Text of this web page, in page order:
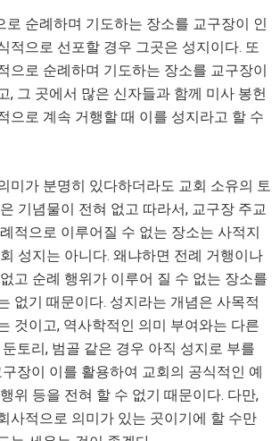
로 순례하며 기도하는 장소를 교구장이 인
적으로 선포할 경우 그곳은 성지이다. 또
으로 순례하며 기도하는 장소를 교구장이
, 그 곳에서 많은 신자들과 함께 미사 봉헌
으로 계속 거행할 때 이를 성지라고 할 수
미가 분명히 있다하더라도 교회 소유의 토
기념물이 전혀 없고 따라서, 교구장 주교
적으로 이루어질 수 없는 장소는 사적지
성지는 아니다. 왜냐하면 전례 거행이나
고 순례 행위가 이루어 질 수 없는 장소를
없기 때문이다. 성지라는 개념은 사목적
것이고, 역사학적인 의미 부여와는 다른
토리, 범골 같은 경우 아직 성지로 부를
장이 이를 활용하여 교회의 공식적인 예
위 등을 전혀 할 수 없기 때문이다. 다만,
사적으로 의미가 있는 곳이기에 할 수만